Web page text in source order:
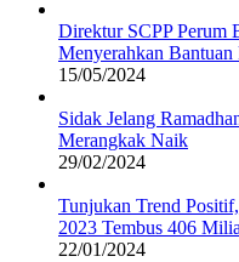
Direktur SCPP Perum
Menyerahkan
15/05/2024
Sidak Jelang
Merangkak Naik
29/02/2024
Tunjukan Trend
2023 Tembus 406
22/01/2024